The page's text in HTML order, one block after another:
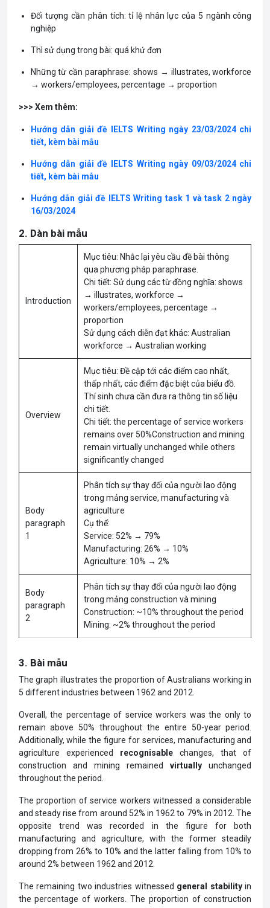
Đối tượng cần phân tích: tỉ lệ nhân lực của 5 ngành công
nghiệp
Thì sử dụng trong bài: quá khứ đơn
Những từ cần paraphrase: shows → illustrates, workforce
→ workers/employees, percentage → proportion
>>> Xem thêm:
Hướng dẫn giải đề IELTS Writing ngày 23/03/2024 chi
tiết, kèm bài mẫu
Hướng dẫn giải đề IELTS Writing ngày 09/03/2024 chi
tiết, kèm bài mẫu
Hướng dẫn giải đề IELTS Writing task 1 và task 2 ngày
16/03/2024
2. Dàn bài mẫu
Introduction
Mục tiêu: Nhắc lại yêu cầu đề bài thông
qua phương pháp paraphrase.
Chi tiết: Sử dụng các từ đồng nghĩa: shows
→ illustrates, workforce →
workers/employees, percentage →
proportion
Sử dụng cách diễn đạt khác: Australian
workforce → Australian working
Overview
Mục tiêu: Đề cập tới các điểm cao nhất,
thấp nhất, các điểm đặc biệt của biểu đồ.
Thí sinh chưa cần đưa ra thông tin số liệu
chi tiết.
Chi tiết: the percentage of service workers
remains over 50%Construction and mining
remain virtually unchanged while others
significantly changed
Body
paragraph
1
Phân tích sự thay đổi của người lao động
trong mảng service, manufacturing và
agriculture
Cụ thể:
Service: 52% → 79%
Manufacturing: 26% → 10%
Agriculture: 10% → 2%
Body
paragraph
2
Phân tích sự thay đổi của người lao động
trong mảng construction và mining
Construction: ~10% throughout the period
Mining: ~2% throughout the period
3. Bài mẫu
The graph illustrates the proportion of Australians working in
5 different industries between 1962 and 2012.
Overall, the percentage of service workers was the only to
remain above 50% throughout the entire 50-year period.
Additionally, while the figure for services, manufacturing and
agriculture experienced recognisablechanges, that of
construction and mining remainedvirtuallyunchanged
throughout the period.
The proportion of service workers witnessed a considerable
and steady rise from around 52% in 1962 to 79% in 2012. The
opposite trend was recorded in the figure for both
manufacturing and agriculture, with the former steadily
dropping from 26% to 10% and the latter falling from 10% to
around 2% between 1962 and 2012.
The remaining two industries witnessed general stabilityin
the percentage of workers. The proportion of construction